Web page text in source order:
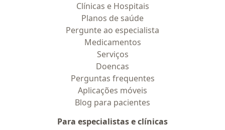
Clínicas e Hospitais
Planos de saúde
Pergunte ao especialista
Medicamentos
Serviços
Doencas
Perguntas frequentes
Aplicações móveis
Blog para pacientes
Para especialistas e clínicas